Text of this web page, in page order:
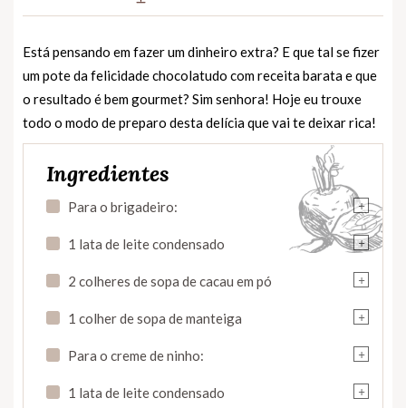
Está pensando em fazer um dinheiro extra? E que tal se fizer
um pote da felicidade chocolatudo com receita barata e que
o resultado é bem gourmet? Sim senhora! Hoje eu trouxe
todo o modo de preparo desta delícia que vai te deixar rica!
Ingredientes
+
Para o brigadeiro:
+
1 lata de leite condensado
+
2 colheres de sopa de cacau em pó
+
1 colher de sopa de manteiga
+
Para o creme de ninho:
+
1 lata de leite condensado